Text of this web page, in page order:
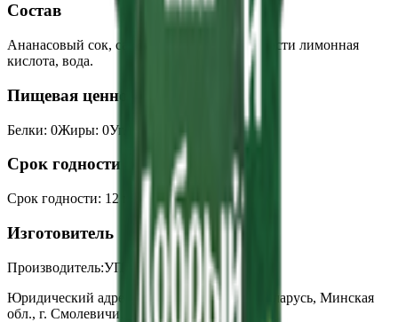
Состав
Ананасовый сок, сахар, регулятор кислотности лимонная
кислота, вода.
Пищевая ценность на 100г
Белки: 0Жиры: 0Углеводы :44
Срок годности
Срок годности: 12 месяцев
Изготовитель
Производитель:УП «Вланпак»
Юридический адрес:
222202, Республика Беларусь, Минская
обл., г. Смолевичи, ул. Вокзальная, д.5Б